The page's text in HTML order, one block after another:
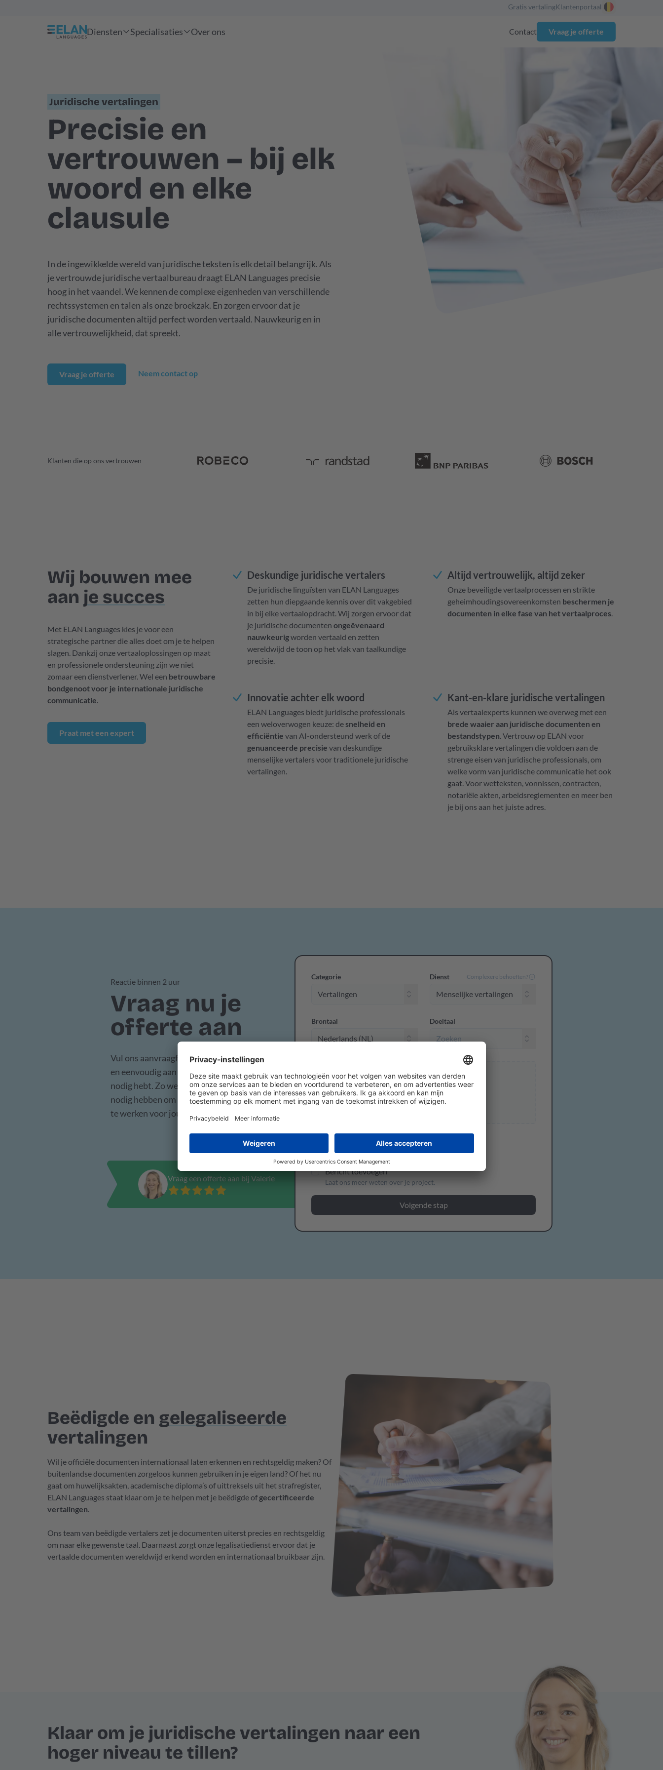
Gratis vertalingKlantenportaal
Diensten Specialisaties Over ons Contact Vraag je offerte
Juridische vertalingen
Precisie en
vertrouwen – bij elk
woord en elke
clausule
In de ingewikkelde wereld van juridische teksten is elk detail belangrijk. Als
je vertrouwde juridische vertaalbureau draagt ELAN Languages precisie
hoog in het vaandel. We kennen de complexe eigenheden van verschillende
rechtssystemen en talen als onze broekzak. En zorgen ervoor dat je
juridische documenten altijd perfect worden vertaald. Nauwkeurig en in
alle vertrouwelijkheid, dat spreekt.
Vraag je offerte Neem contact op
Klanten die op ons vertrouwen
Wij bouwen mee
aan je succes
Met ELAN Languages kies je voor een
strategische partner die alles doet om je te helpen
slagen. Dankzij onze vertaaloplossingen op maat
en professionele ondersteuning zijn we niet
zomaar een dienstverlener. Wel een betrouwbare
bondgenoot voor je internationale juridische
communicatie.
Praat met een expert
Deskundige juridische vertalers
De juridische linguïsten van ELAN Languages
zetten hun diepgaande kennis over dit vakgebied
in bij elke vertaalopdracht. Wij zorgen ervoor dat
je juridische documentenongeëvenaard
nauwkeurigworden vertaald en zetten
wereldwijd de toon op het vlak van taalkundige
precisie.
Altijd vertrouwelijk, altijd zeker
Onze beveiligde vertaalprocessen en strikte
geheimhoudingsovereenkomsten beschermen je
documenten in elke fase van het vertaalproces.
Innovatie achter elk woord
ELAN Languages biedt juridische professionals
een weloverwogen keuze: desnelheid en
efficiëntie van AI-ondersteund werk of de
genuanceerde precisie van deskundige
menselijke vertalers voor traditionele juridische
vertalingen.
Kant-en-klare juridische vertalingen
Als vertaalexperts kunnen we overweg met een
brede waaier aan juridische documenten en
bestandstypen. Vertrouw op ELAN voor
gebruiksklare vertalingen die voldoen aan de
strenge eisen van juridische professionals, om
welke vorm van juridische communicatie het ook
gaat. Voor wetteksten, vonnissen, contracten,
notariële akten, arbeidsreglementen en meer ben
je bij ons aan het juiste adres.
Reactie binnen 2 uur
Vraag nu je
offerte aan
Vul ons aanvraagformulier in en geef snel
en eenvoudig aan welke taaldiensten je
nodig hebt. Zo weten wij precies wat we
nodig hebben om een aanpak op maat uit
te werken voor jouw project.
Vraag een offerte aan bij Valerie
Categorie Dienst Complexere behoeften?
Brontaal Doeltaal
Drop hier je bestanden
ofklikom je bestanden te selecteren
Leverdatum toevoegen
Laat ons je gewenste leverdatum weten.
Bericht toevoegen
Laat ons meer weten over je project.
Volgende stap
Beëdigde en gelegaliseerde
vertalingen
Wil je officiële documenten internationaal laten erkennen en rechtsgeldig maken? Of
buitenlandse documenten zorgeloos kunnen gebruiken in je eigen land? Of het nu
gaat om huwelijksakten, academische diploma’s of uittreksels uit het strafregister,
ELAN Languages staat klaar om je te helpen met je beëdigde of gecertificeerde
vertalingen
Ons team van beëdigde vertalers zet je documenten uiterst precies en rechtsgeldig
om naar elke gewenste taal. Daarnaast zorgt onze legalisatiedienst ervoor dat je
vertaalde documenten wereldwijd erkend worden en internationaal bruikbaar zijn.
Klaar om je juridische vertalingen naar een
hoger niveau te tillen?